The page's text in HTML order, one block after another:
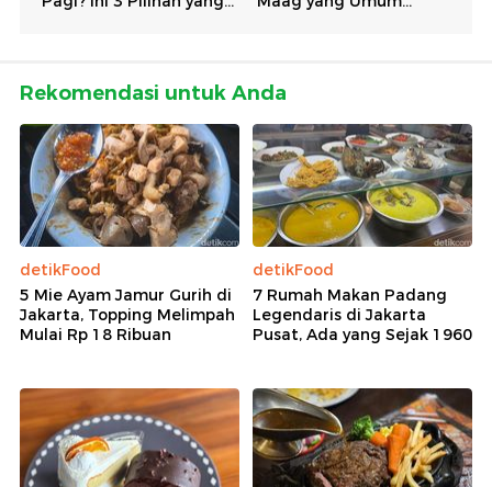
Rekomendasi untuk Anda
detikFood
5 Mie Ayam Jamur Gurih di
Jakarta, Topping Melimpah
Mulai Rp 18 Ribuan
detikFood
7 Rumah Makan Padang
Legendaris di Jakarta
Pusat, Ada yang Sejak 1960